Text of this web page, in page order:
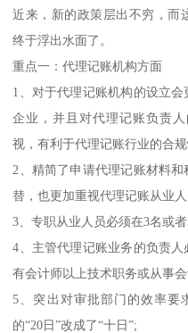
近来，新的政策层出不穷，而
终于浮出水面了。
重点一：代理记账机构方面
1、对于代理记账机构的设立
企业，并且对代理记账负责
视，有利于代理记账行业的合
2、精简了申请代理记账材料
替，也更加重视代理记账从业
3、专职从业人员必须在3名或
4、主管代理记账业务的负责
有会计师以上技术职务或从事
5、突出对审批部门的效率要
的“20日”改成了“十日”;